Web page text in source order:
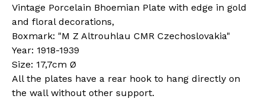
Vintage Porcelain Bhoemian Plate with edge in gold
and floral decorations,
Boxmark: "M Z Altrouhlau CMR Czechoslovakia"
Year: 1918-1939
Size: 17,7cm Ø
All the plates have a rear hook to hang directly on
the wall without other support.